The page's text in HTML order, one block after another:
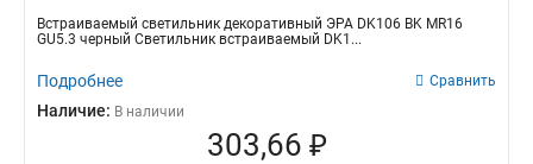
Встраиваемый светильник декоративный ЭРА DK106 BK MR16
GU5.3 черный Светильник встраиваемый DK1...
Подробнее Сравнить
Наличие: В наличии
303,66 ₽